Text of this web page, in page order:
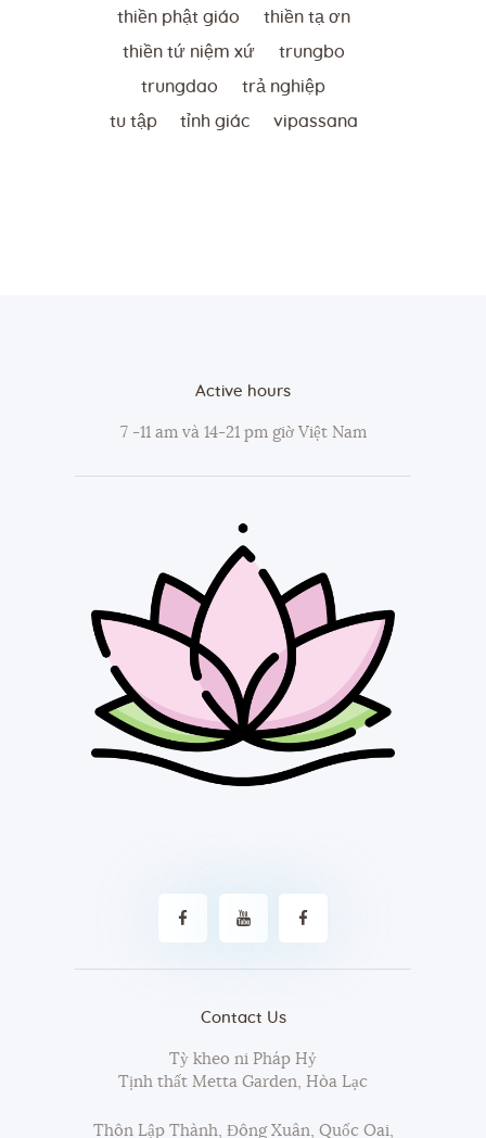
thiền phật giáo thiền tạ ơn
thiền tứ niệm xứ trungbo
trungdao trả nghiệp
tu tập tỉnh giác vipassana
Active hours
7 -11 am và 14-21 pm giờ Việt Nam
Contact Us
Tỳ kheo ni Pháp Hỷ
Tịnh thất Metta Garden, Hòa Lạc
Thôn Lập Thành, Đông Xuân, Quốc Oai,